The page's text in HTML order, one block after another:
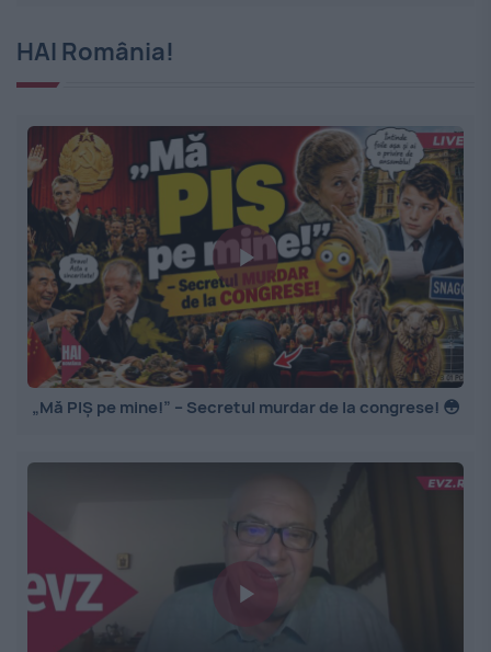
HAI România!
„Mă PIȘ pe mine!” – Secretul murdar de la congrese! 😳